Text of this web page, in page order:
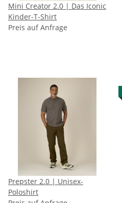
Mini Creator 2.0 | Das Iconic
Kinder-T-Shirt
Preis auf Anfrage
Prepster 2.0 | Unisex-
Poloshirt